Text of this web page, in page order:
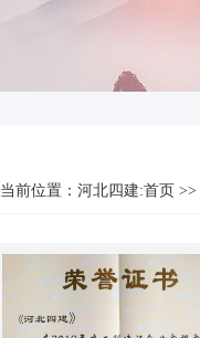
当前位置： 河北四建:首页 >>